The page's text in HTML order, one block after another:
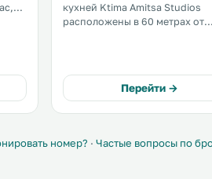
кухней Ktima Amitsa Studios
расположены в 60 метрах от
Перейти →
номер? · Частые вопросы по